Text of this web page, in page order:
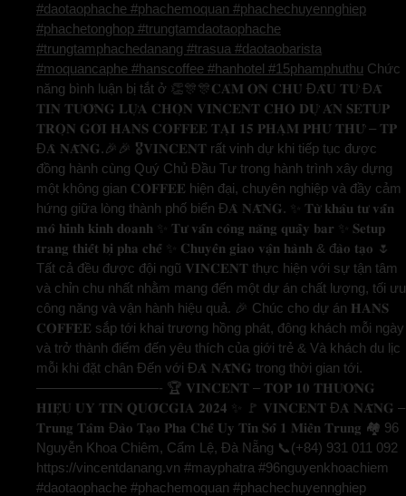
#daotaophache #phachemoquan #phachechuyennghiep
#phachetonghop #trungtamdaotaophache
#trungtamphachedanang #trasua #daotaobarista
#moquancaphe #hanscoffee #hanhotel #15phamphuthu Chức
năng bình luận bị tắt ở 👏🎊🎊𝐂𝐀̉𝐌 𝐎̛𝐍 𝐂𝐇𝐔̉ Đ𝐀̂̀𝐔 𝐓𝐔̛ Đ𝐀̃
𝐓𝐈𝐍 𝐓𝐔̛𝐎̛̉𝐍𝐆 𝐋𝐔̛̣𝐀 𝐂𝐇𝐎̣𝐍 𝐕𝐈𝐍𝐂𝐄𝐍𝐓 𝐂𝐇𝐎 𝐃𝐔̛̣ 𝐀́𝐍 𝐒𝐄𝐓𝐔𝐏
𝐓𝐑𝐎̣𝐍 𝐆𝐎́𝐈 𝐇𝐀𝐍𝐒 𝐂𝐎𝐅𝐅𝐄𝐄 𝐓𝐀̣𝐈 𝟏𝟓 𝐏𝐇𝐀̣𝐌 𝐏𝐇𝐔́ 𝐓𝐇𝐔̛́ – 𝐓𝐏
Đ𝐀̀ 𝐍𝐀̆̃𝐍𝐆.🎉🎉 🎖️𝐕𝐈𝐍𝐂𝐄𝐍𝐓 rất vinh dự khi tiếp tục được
đồng hành cùng Quý Chủ Đầu Tư trong hành trình xây dựng
một không gian 𝐂𝐎𝐅𝐅𝐄𝐄 hiện đại, chuyên nghiệp và đầy cảm
hứng giữa lòng thành phố biển Đ𝐀̀ 𝐍𝐀̆̃𝐍𝐆. ✨ 𝐓𝐮̛̀ 𝐤𝐡𝐚̂𝐮 𝐭𝐮̛ 𝐯𝐚̂́𝐧
𝐦𝐨̂ 𝐡𝐢̀𝐧𝐡 𝐤𝐢𝐧𝐡 𝐝𝐨𝐚𝐧𝐡 ✨ 𝐓𝐮̛ 𝐯𝐚̂́𝐧 𝐜𝐨̂𝐧𝐠 𝐧𝐚̆𝐧𝐠 𝐪𝐮𝐚̂̀𝐲 𝐛𝐚𝐫 ✨ 𝐒𝐞𝐭𝐮𝐩
𝐭𝐫𝐚𝐧𝐠 𝐭𝐡𝐢𝐞̂́𝐭 𝐛𝐢̣ 𝐩𝐡𝐚 𝐜𝐡𝐞̂́ ✨ 𝐂𝐡𝐮𝐲𝐞̂̉𝐧 𝐠𝐢𝐚𝐨 𝐯𝐚̣̂𝐧 𝐡𝐚̀𝐧𝐡 & đ𝐚̀𝐨 𝐭𝐚̣𝐨 🌷
Tất cả đều được đội ngũ 𝐕𝐈𝐍𝐂𝐄𝐍𝐓 thực hiện với sự tận tâm
và chỉn chu nhất nhằm mang đến một dự án chất lượng, tối ưu
công năng và vận hành hiệu quả. 🎉 Chúc cho dự án 𝐇𝐀𝐍𝐒
𝐂𝐎𝐅𝐅𝐄𝐄 sắp tới khai trương hồng phát, đông khách mỗi ngày
và trở thành điểm đến yêu thích của giới trẻ & Và khách du lịc
mỗi khi đặt chân Đến với Đ𝐀̀ 𝐍𝐀̆̃𝐍𝐆 trong thời gian tới.
—————————- 🏆 𝐕𝐈𝐍𝐂𝐄𝐍𝐓 – 𝐓𝐎𝐏 𝟏𝟎 𝐓𝐇𝐔̛𝐎̛𝐍𝐆
𝐇𝐈𝐄̣̂𝐔 𝐔𝐘 𝐓𝐈́𝐍 𝐐𝐔𝐎̂́𝐂𝐆𝐈𝐀 𝟐𝟎𝟐𝟒 ✨ 🚩 𝐕𝐈𝐍𝐂𝐄𝐍𝐓 Đ𝐀̀ 𝐍𝐀̆̃𝐍𝐆 –
𝐓𝐫𝐮𝐧𝐠 𝐓𝐚̂𝐦 Đ𝐚̀𝐨 𝐓𝐚̣𝐨 𝐏𝐡𝐚 𝐂𝐡𝐞̂́ 𝐔𝐲 𝐓𝐢́𝐧 𝐒𝐨̂́ 𝟏 𝐌𝐢𝐞̂̀𝐧 𝐓𝐫𝐮𝐧𝐠 🏘️ 96
Nguyễn Khoa Chiêm, Cẩm Lệ, Đà Nẵng 📞(+84) 931 011 092
https://vincentdanang.vn #mayphatra #96nguyenkhoachiem
#daotaophache #phachemoquan #phachechuyennghiep